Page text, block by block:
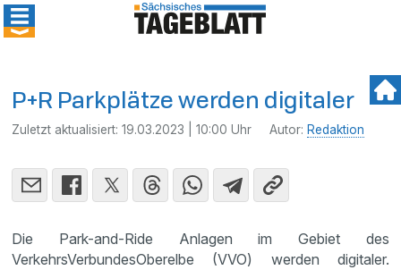
P+R Parkplätze werden digitaler
Zuletzt aktualisiert:19.03.2023 | 10:00 Uhr Autor: Redaktion
Die Park-and-Ride Anlagen im Gebiet des
VerkehrsVerbundesOberelbe (VVO) werden digitaler.